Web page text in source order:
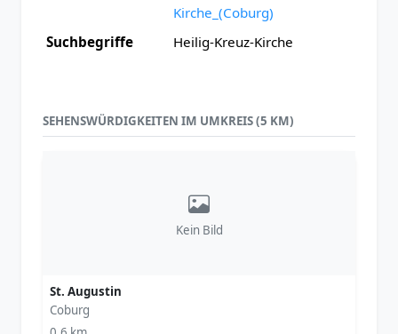
Kirche_(Coburg)
Suchbegriffe
Heilig-Kreuz-Kirche
SEHENSWÜRDIGKEITEN IM UMKREIS (5 KM)
Kein Bild
St. Augustin
Coburg